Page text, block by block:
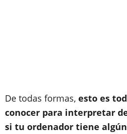
De todas formas, esto es
conocer para interpretar
si tu ordenador tiene